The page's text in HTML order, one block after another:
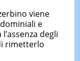
viene
e
degli
rimetterlo